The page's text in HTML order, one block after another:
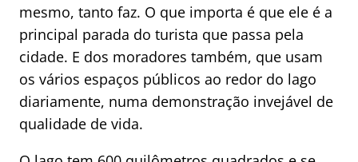
mesmo, tanto faz. O que importa é que ele é a
principal parada do turista que passa pela
cidade. E dos moradores também, que usam
os vários espaços públicos ao redor do lago
diariamente, numa demonstração invejável de
qualidade de vida.